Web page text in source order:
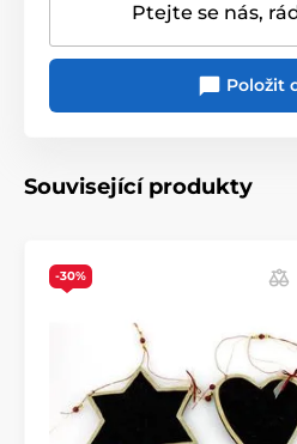
Ptejte se nás,
Položit
Související produkty
-30%